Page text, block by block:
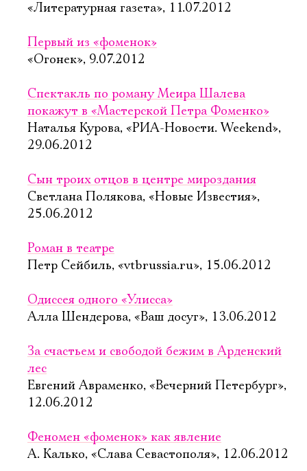
«Литературная газета», 11.07.2012
Первый из «фоменок»
«Огонек», 9.07.2012
Спектакль по роману Меира Шалева
покажут в «Мастерской Петра Фоменко»
Наталья Курова, «РИА-Новости. Weekend»,
29.06.2012
Сын троих отцов в центре мироздания
Светлана Полякова, «Новые Известия»,
25.06.2012
Роман в театре
Петр Сейбиль, «vtbrussia.ru», 15.06.2012
Одиссея одного «Улисса»
Алла Шендерова, «Ваш досуг», 13.06.2012
За счастьем и свободой бежим в Арденский
лес
Евгений Авраменко, «Вечерний Петербург»,
12.06.2012
Феномен «фоменок» как явление
А. Калько, «Слава Севастополя», 12.06.2012